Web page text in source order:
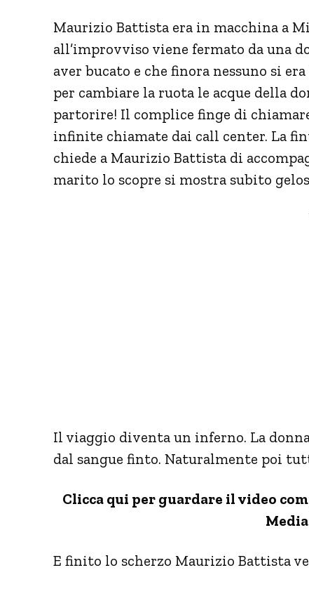
Maurizio Battista era in macchina a
all’improvviso viene fermato da una
aver bucato e che finora nessuno si
per cambiare la ruota le acque della
partorire! Il complice finge di
infinite chiamate dai call center. La
chiede a Maurizio Battista di
marito lo scopre si mostra subito
Il viaggio diventa un inferno. La
dal sangue finto. Naturalmente poi
Clicca qui per guardare il video
E finito lo scherzo Maurizio Battista